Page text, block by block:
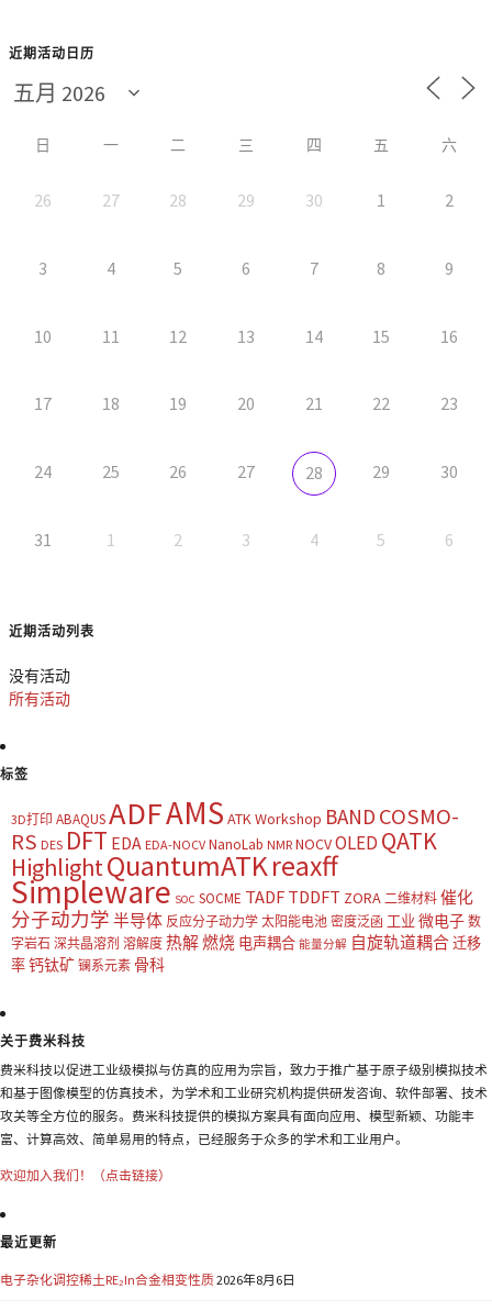
近期活动日历
日 一 二 三 四 五 六
26 27 28 29 30 1 2
3 4 5 6 7 8 9
10 11 12 13 14 15 16
17 18 19 20 21 22 23
24 25 26 27 28 29 30
31 1 2 3 4 5 6
近期活动列表
没有活动
所有活动
标签
3D打印 ABAQUSADFAMS ATK Workshop BAND COSMO-
RS DES DFT EDA EDA-NOCV NanoLab NMR NOCVOLED QATK
HighlightQuantumATKreaxff
Simpleware SOC SOCME TADF TDDFT ZORA 二维材料 催化
分子动力学 半导体 反应分子动力学 太阳能电池 密度泛函 工业 微电子 数
字岩石 深共晶溶剂 溶解度 热解燃烧 电声耦合 能量分解 自旋轨道耦合迁移
率钙钛矿 镧系元素 骨科
关于费米科技
费米科技以促进工业级模拟与仿真的应用为宗旨，致力于推广基于原子级别模拟技术
和基于图像模型的仿真技术，为学术和工业研究机构提供研发咨询、软件部署、技术
攻关等全方位的服务。费米科技提供的模拟方案具有面向应用、模型新颖、功能丰
富、计算高效、简单易用的特点，已经服务于众多的学术和工业用户。
欢迎加入我们！（点击链接）
最近更新
电子杂化调控稀土RE₂In合金相变性质2026年8月6日